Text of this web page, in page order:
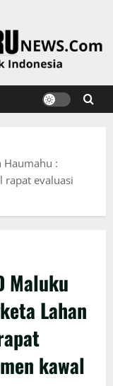
Haumahu :
rapat evaluasi
Maluku
Lahan
kawal